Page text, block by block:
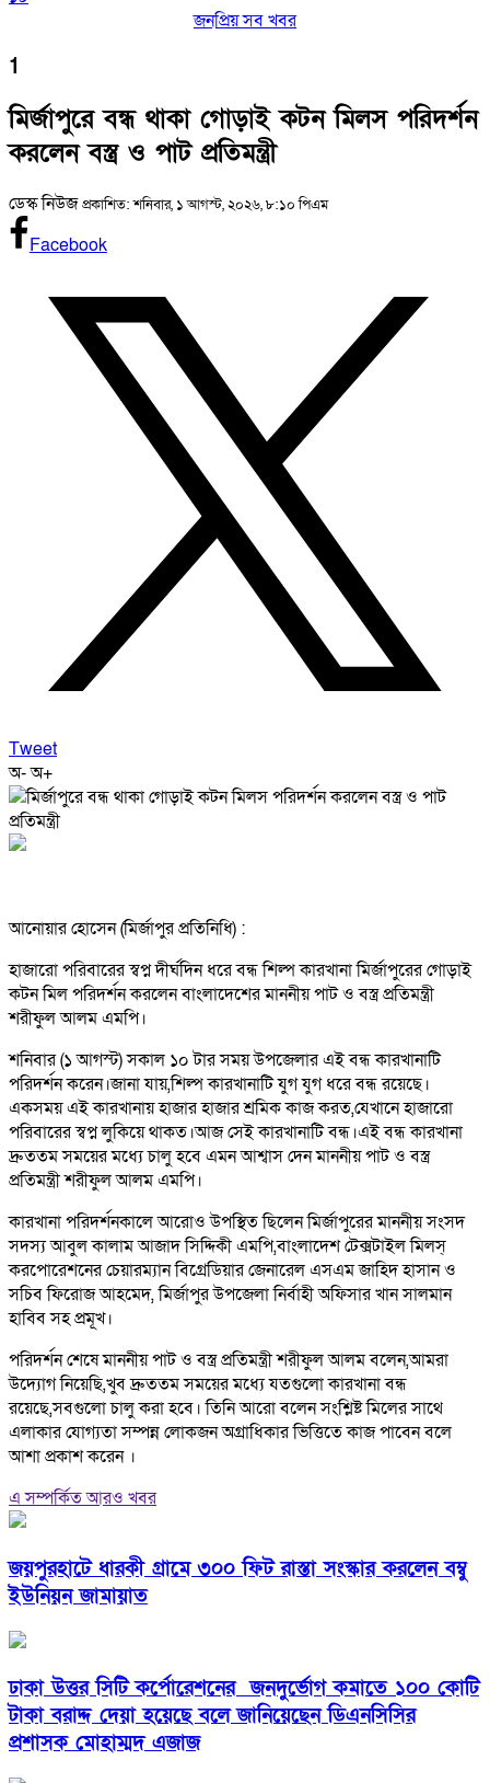
জনপ্রিয় সব খবর
1
মির্জাপুরে বন্ধ থাকা গোড়াই কটন মিলস পরিদর্শন
করলেন বস্ত্র ও পাট প্রতিমন্ত্রী
ডেস্ক নিউজপ্রকাশিত: শনিবার, ১ আগস্ট, ২০২৬, ৮:১০ পিএম
Facebook
Tweet
অ-অ+
আনোয়ার হোসেন (মির্জাপুর প্রতিনিধি) :
হাজারো পরিবারের স্বপ্ন দীর্ঘদিন ধরে বন্ধ শিল্প কারখানা মির্জাপুরের গোড়াই
কটন মিল পরিদর্শন করলেন বাংলাদেশের মাননীয় পাট ও বস্ত্র প্রতিমন্ত্রী
শরীফুল আলম এমপি।
শনিবার (১ আগস্ট) সকাল ১০ টার সময় উপজেলার এই বন্ধ কারখানাটি
পরিদর্শন করেন।জানা যায়,শিল্প কারখানাটি যুগ যুগ ধরে বন্ধ রয়েছে।
একসময় এই কারখানায় হাজার হাজার শ্রমিক কাজ করত,যেখানে হাজারো
পরিবারের স্বপ্ন লুকিয়ে থাকত।আজ সেই কারখানাটি বন্ধ।এই বন্ধ কারখানা
দ্রুততম সময়ের মধ্যে চালু হবে এমন আশ্বাস দেন মাননীয় পাট ও বস্ত্র
প্রতিমন্ত্রী শরীফুল আলম এমপি।
কারখানা পরিদর্শনকালে আরোও উপস্থিত ছিলেন মির্জাপুরের মাননীয় সংসদ
সদস্য আবুল কালাম আজাদ সিদ্দিকী এমপি,বাংলাদেশ টেক্সটাইল মিলস্
করপোরেশনের চেয়ারম্যান বিগ্রেডিয়ার জেনারেল এসএম জাহিদ হাসান ও
সচিব ফিরোজ আহমেদ, মির্জাপুর উপজেলা নির্বাহী অফিসার খান সালমান
হাবিব সহ প্রমূখ।
পরিদর্শন শেষে মাননীয় পাট ও বস্ত্র প্রতিমন্ত্রী শরীফুল আলম বলেন,আমরা
উদ্যোগ নিয়েছি,খুব দ্রুততম সময়ের মধ্যে যতগুলো কারখানা বন্ধ
রয়েছে,সবগুলো চালু করা হবে। তিনি আরো বলেন সংশ্লিষ্ট মিলের সাথে
এলাকার যোগ্যতা সম্পন্ন লোকজন অগ্রাধিকার ভিত্তিতে কাজ পাবেন বলে
আশা প্রকাশ করেন ।
এ সম্পর্কিত আরও খবর
জয়পুরহাটে ধারকী গ্রামে ৩০০ ফিট রাস্তা সংস্কার করলেন বম্বু
ইউনিয়ন জামায়াত
ঢাকা উত্তর সিটি কর্পোরেশনের জনদুর্ভোগ কমাতে ১০০ কোটি
টাকা বরাদ্দ দেয়া হয়েছে বলে জানিয়েছেন ডিএনসিসির
প্রশাসক মোহাম্মদ এজাজ